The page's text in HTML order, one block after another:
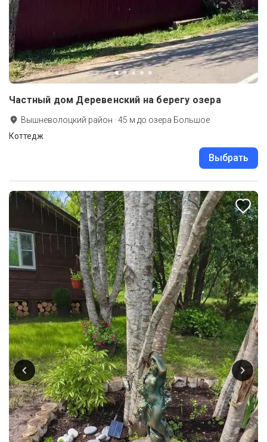
Частный дом Деревенский на берегу озера
Вышневолоцкий район ·45 м до озера Большое
Коттедж
Выбрать